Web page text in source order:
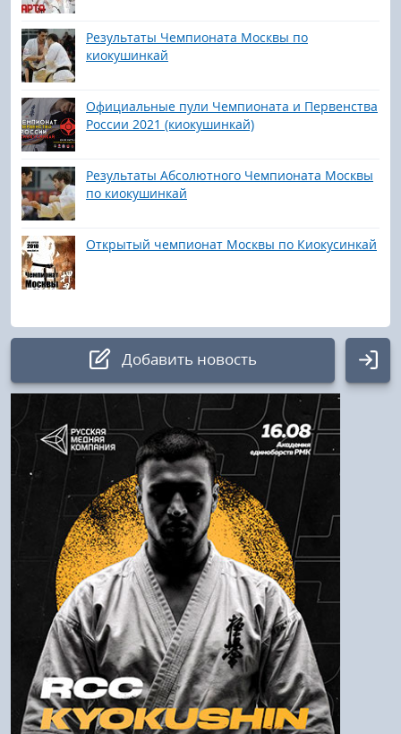
Результаты Чемпионата Москвы по
киокушинкай
Официальные пули Чемпионата и Первенства
России 2021 (киокушинкай)
Результаты Абсолютного Чемпионата Москвы
по киокушинкай
Открытый чемпионат Москвы по Киокусинкай
Добавить новость
Авторизация
Логин:
Пароль
Войти
Напомнить пароль
Регистрация